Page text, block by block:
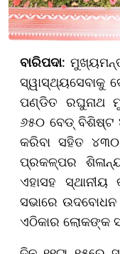
ବାରିପଦା:
ସ୍ୱାସ୍ଥ୍ୟସେବାକୁ
ପଣ୍ଡିତ ରଘୁନାଥ
୬୫୦ ବେଡ୍ ବିଶିଷ୍ଟ
କରିବା ସହିତ
ପ୍ରକଳ୍ପର
ଏହାସହ
ସଭାରେ
ଏଠିକାର ଲୋକଙ୍କ